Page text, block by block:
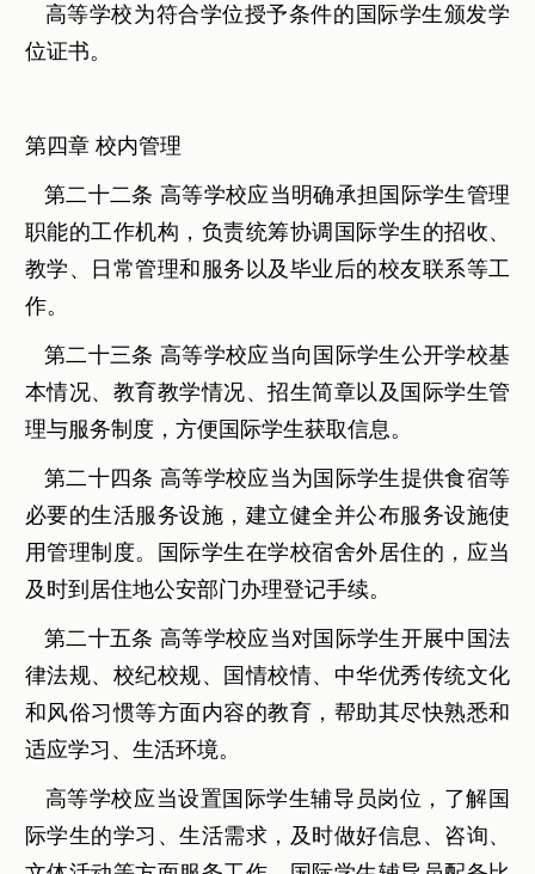
高等学校为符合学位授予条件的国际学生颁发学
位证书。
第四章 校内管理
第二十二条 高等学校应当明确承担国际学生管理
职能的工作机构，负责统筹协调国际学生的招收、
教学、日常管理和服务以及毕业后的校友联系等工
作。
第二十三条 高等学校应当向国际学生公开学校基
本情况、教育教学情况、招生简章以及国际学生管
理与服务制度，方便国际学生获取信息。
第二十四条 高等学校应当为国际学生提供食宿等
必要的生活服务设施，建立健全并公布服务设施使
用管理制度。国际学生在学校宿舍外居住的，应当
及时到居住地公安部门办理登记手续。
第二十五条 高等学校应当对国际学生开展中国法
律法规、校纪校规、国情校情、中华优秀传统文化
和风俗习惯等方面内容的教育，帮助其尽快熟悉和
适应学习、生活环境。
高等学校应当设置国际学生辅导员岗位，了解国
际学生的学习、生活需求，及时做好信息、咨询、